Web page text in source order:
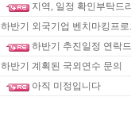
지역, 일정 확인부탁드
하반기 외국기업 벤치마킹프
하반기 추진일정 연락
하반기 계획된 국외연수 문의
아직 미정입니다